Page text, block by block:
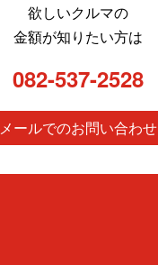
欲しいクルマの
金額が知りたい方は
082-537-2528
メールでのお問い合わせ